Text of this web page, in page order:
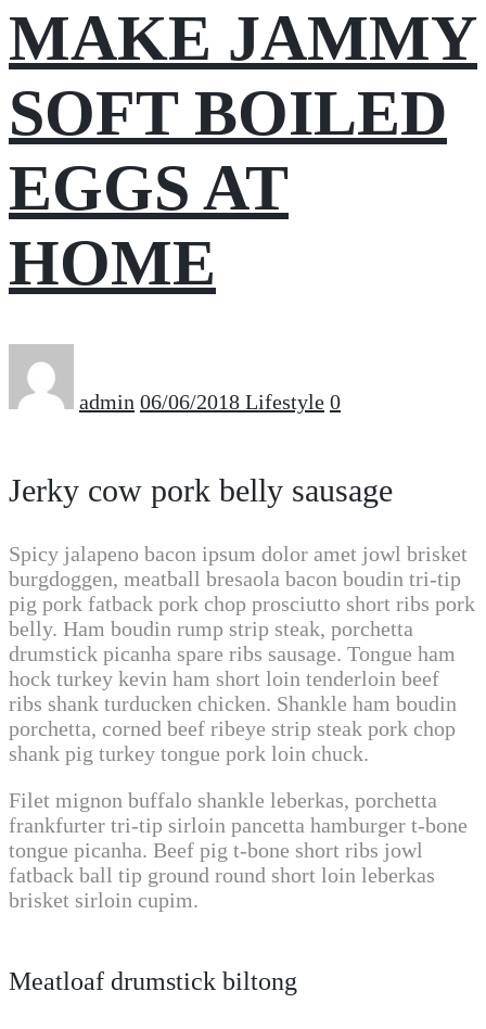
MAKE JAMMY
SOFT BOILED
EGGS AT
HOME
admin 06/06/2018 Lifestyle 0
Jerky cow pork belly sausage
Spicy jalapeno bacon ipsum dolor amet jowl brisket
burgdoggen, meatball bresaola bacon boudin tri-tip
pig pork fatback pork chop prosciutto short ribs pork
belly. Ham boudin rump strip steak, porchetta
drumstick picanha spare ribs sausage. Tongue ham
hock turkey kevin ham short loin tenderloin beef
ribs shank turducken chicken. Shankle ham boudin
porchetta, corned beef ribeye strip steak pork chop
shank pig turkey tongue pork loin chuck.
Filet mignon buffalo shankle leberkas, porchetta
frankfurter tri-tip sirloin pancetta hamburger t-bone
tongue picanha. Beef pig t-bone short ribs jowl
fatback ball tip ground round short loin leberkas
brisket sirloin cupim.
Meatloaf drumstick biltong